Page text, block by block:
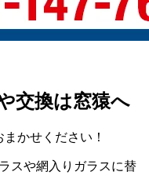
交換は窓猿へ
かせください！
スや網入りガラスに替